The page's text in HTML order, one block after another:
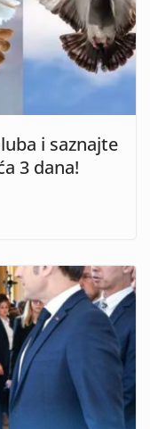
i saznajte
3 dana!